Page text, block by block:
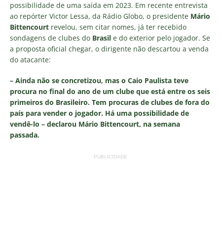
possibilidade de uma saída em 2023. Em recente entrevista
ao repórter Victor Lessa, da Rádio Globo, o presidente Mário
Bittencourt revelou, sem citar nomes, já ter recebido
sondagens de clubes do Brasil e do exterior pelo jogador. Se
a proposta oficial chegar, o dirigente não descartou a venda
do atacante:
– Ainda não se concretizou, mas o Caio Paulista teve
procura no final do ano de um clube que está entre os seis
primeiros do Brasileiro. Tem procuras de clubes de fora do
país para vender o jogador. Há uma possibilidade de
vendê-lo – declarou Mário Bittencourt, na semana
passada.
PUBLICIDADE